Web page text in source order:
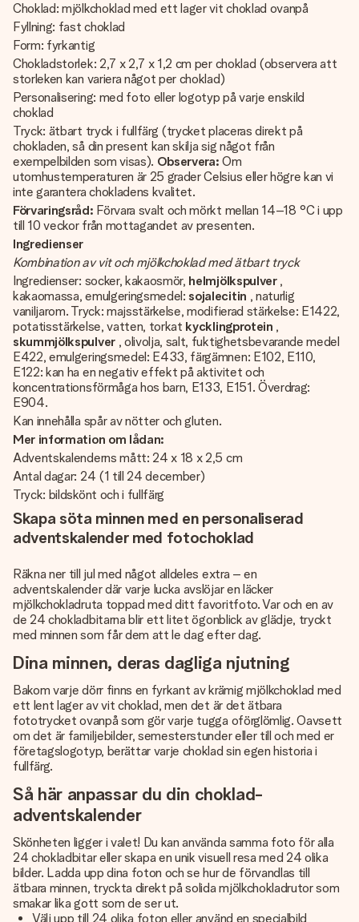
Choklad: mjölkchoklad med ett lager vit choklad ovanpå
Fyllning: fast choklad
Form: fyrkantig
Chokladstorlek: 2,7 x 2,7 x 1,2 cm per choklad (observera att
storleken kan variera något per choklad)
Personalisering: med foto eller logotyp på varje enskild
choklad
Tryck: ätbart tryck i fullfärg (trycket placeras direkt på
chokladen, så din present kan skilja sig något från
exempelbilden som visas). Observera: Om
utomhustemperaturen är 25 grader Celsius eller högre kan vi
inte garantera chokladens kvalitet.
Förvaringsråd: Förvara svalt och mörkt mellan 14–18 °C i upp
till 10 veckor från mottagandet av presenten.
Ingredienser
Kombination av vit och mjölkchoklad med ätbart tryck
Ingredienser: socker, kakaosmör, helmjölkspulver,
kakaomassa, emulgeringsmedel: sojalecitin , naturlig
vaniljarom. Tryck: majsstärkelse, modifierad stärkelse: E1422,
potatisstärkelse, vatten, torkat kycklingprotein ,
skummjölkspulver, olivolja, salt, fuktighetsbevarande medel
E422, emulgeringsmedel: E433, färgämnen: E102, E110,
E122: kan ha en negativ effekt på aktivitet och
koncentrationsförmåga hos barn, E133, E151. Överdrag:
E904.
Kan innehålla spår av nötter och gluten.
Mer information om lådan:
Adventskalenderns mått: 24 x 18 x 2,5 cm
Antal dagar: 24 (1 till 24 december)
Tryck: bildskönt och i fullfärg
Skapa söta minnen med en personaliserad
adventskalender med fotochoklad
Räkna ner till jul med något alldeles extra – en
adventskalenderdär varje lucka avslöjar en läcker
mjölkchokladruta toppad med ditt favoritfoto. Var och en av
de 24 chokladbitarna blir ett litet ögonblick av glädje, tryckt
med minnen som får dem att le dag efter dag.
Dina minnen, deras dagliga njutning
Bakom varje dörr finns en fyrkant av krämig mjölkchoklad med
ett lent lager av vit choklad, men det är det ätbara
fototrycket ovanpå som gör varje tugga oförglömlig. Oavsett
om det är familjebilder, semesterstunder eller till och med er
företagslogotyp, berättar varje choklad sin egen historia i
fullfärg.
Så här anpassar du din choklad-
adventskalender
Skönheten ligger i valet! Du kan använda samma foto för alla
24 chokladbitar eller skapa en unik visuell resa med 24 olika
bilder. Ladda upp dina foton och se hur de förvandlas till
ätbara minnen, tryckta direkt på solida mjölkchokladrutor som
smakar lika gott som de ser ut.
Välj upp till 24 olika foton eller använd en specialbild